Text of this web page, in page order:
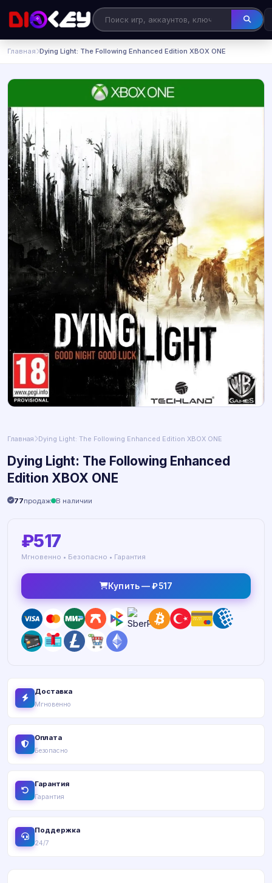
Главная Dying Light: The Following Enhanced Edition XBOX ONE
Главная Dying Light: The Following Enhanced Edition XBOX ONE
Dying Light: The Following Enhanced
Edition XBOX ONE
77продаж В наличии
₽517
Мгновенно • Безопасно • Гарантия
Купить — ₽517
Доставка
Мгновенно
Оплата
Безопасно
Гарантия
Гарантия
Поддержка
24/7